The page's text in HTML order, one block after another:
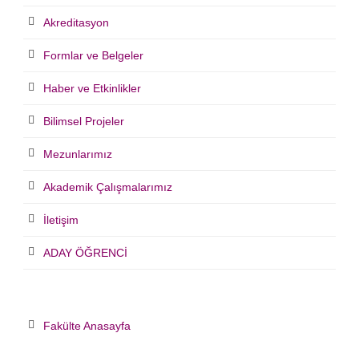
Akreditasyon
Formlar ve Belgeler
Haber ve Etkinlikler
Bilimsel Projeler
Mezunlarımız
Akademik Çalışmalarımız
İletişim
ADAY ÖĞRENCİ
Fakülte Anasayfa